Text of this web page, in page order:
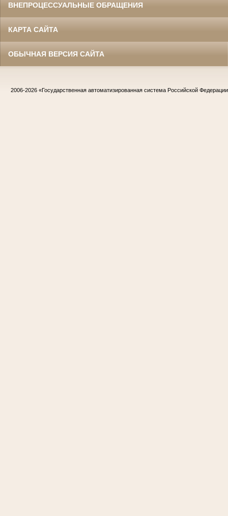
ВНЕПРОЦЕССУАЛЬНЫЕ ОБРАЩЕНИЯ
КАРТА САЙТА
ОБЫЧНАЯ ВЕРСИЯ САЙТА
2006-2026 «Государственная автоматизированная система Российской